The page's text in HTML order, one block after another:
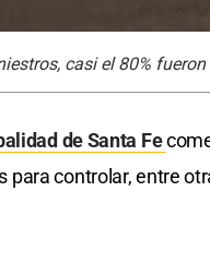
casi el 80%
de Santa Fe
controlar, entre